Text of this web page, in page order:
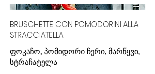
BRUSCHETTE CON POMODORINI ALLA
STRACCIATELLA
ფოკაჩო, პომიდორი ჩერი, მარწყვი,
სტრაჩატელა